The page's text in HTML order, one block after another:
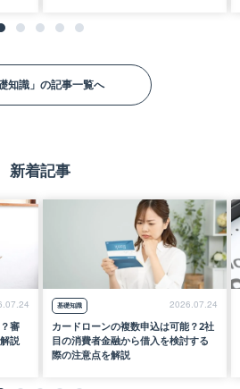
万円
などを除いたお借入金額をご入力
果を見てみる
知識」の記事一覧へ
新着記事
審
説
基礎知識 2026.07.24
カードローンの複数申込は可能？2社
目の消費者金融から借入を検討する
際の注意点を解説